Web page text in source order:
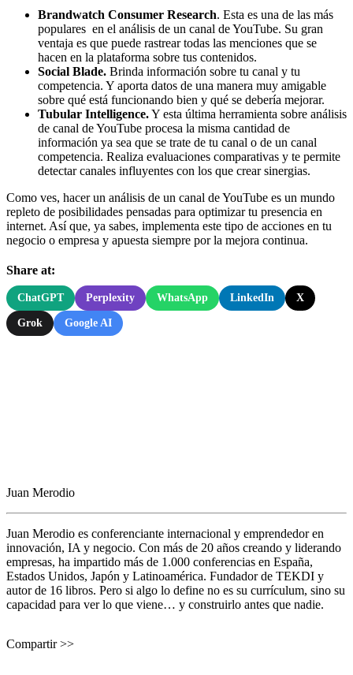
Brandwatch Consumer Research. Esta es una de las más
populares en el análisis de un canal de YouTube. Su gran
ventaja es que puede rastrear todas las menciones que se
hacen en la plataforma sobre tus contenidos.
Social Blade. Brinda información sobre tu canal y tu
competencia. Y aporta datos de una manera muy amigable
sobre qué está funcionando bien y qué se debería mejorar.
Tubular Intelligence.Y esta última herramienta sobre análisis
de canal de YouTube procesa la misma cantidad de
información ya sea que se trate de tu canal o de un canal
competencia. Realiza evaluaciones comparativas y te permite
detectar canales influyentes con los que crear sinergias.
Como ves, hacer un análisis de un canal de YouTube es un mundo
repleto de posibilidades pensadas para optimizar tu presencia en
internet. Así que, ya sabes, implementa este tipo de acciones en tu
negocio o empresa y apuesta siempre por la mejora continua.
Share at:
ChatGPT Perplexity WhatsApp LinkedIn X
Grok Google AI
Juan Merodio
Juan Merodio es conferenciante internacional y emprendedor en
innovación, IA y negocio. Con más de 20 años creando y liderando
empresas, ha impartido más de 1.000 conferencias en España,
Estados Unidos, Japón y Latinoamérica. Fundador de TEKDI y
autor de 16 libros. Pero si algo lo define no es su currículum, sino su
capacidad para ver lo que viene… y construirlo antes que nadie.
Compartir >>